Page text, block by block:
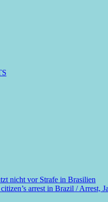
nicht vor Strafe in Brasilien
arrest in Brazil / Arrest,